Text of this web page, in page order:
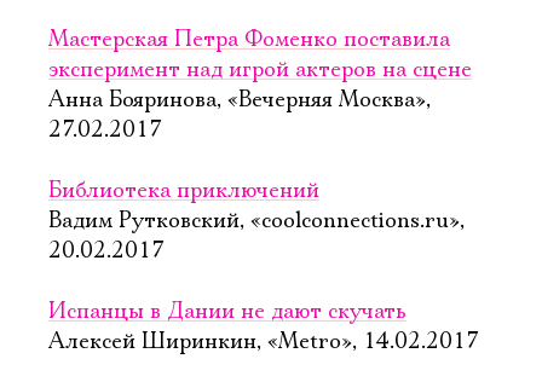
Мастерская Петра Фоменко поставила
эксперимент над игрой актеров на сцене
Анна Бояринова, «Вечерняя Москва»,
27.02.2017
Библиотека приключений
Вадим Рутковский, «coolconnections.ru»,
20.02.2017
Испанцы в Дании не дают скучать
Алексей Ширинкин, «Metro», 14.02.2017